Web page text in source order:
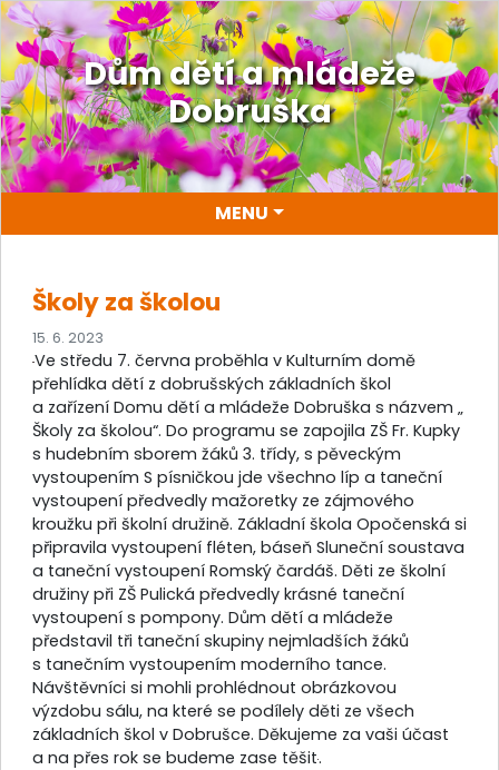
Dům dětí a mládeže
Dobruška
MENU
Školy za školou
15. 6. 2023
Ve středu 7. června proběhla v Kulturním domě
přehlídka dětí z dobrušských základních škol
a zařízení Domu dětí a mládeže Dobruška s názvem „
Školy za školou“. Do programu se zapojila ZŠ Fr. Kupky
s hudebním sborem žáků 3. třídy, s pěveckým
vystoupením S písničkou jde všechno líp a taneční
vystoupení předvedly mažoretky ze zájmového
kroužku při školní družině. Základní škola Opočenská si
připravila vystoupení fléten, báseň Sluneční soustava
a taneční vystoupení Romský čardáš. Děti ze školní
družiny při ZŠ Pulická předvedly krásné taneční
vystoupení s pompony. Dům dětí a mládeže
představil tři taneční skupiny nejmladších žáků
s tanečním vystoupením moderního tance.
Návštěvníci si mohli prohlédnout obrázkovou
výzdobu sálu, na které se podílely děti ze všech
základních škol v Dobrušce. Děkujeme za vaši účast
a na přes rok se budeme zase těšit.